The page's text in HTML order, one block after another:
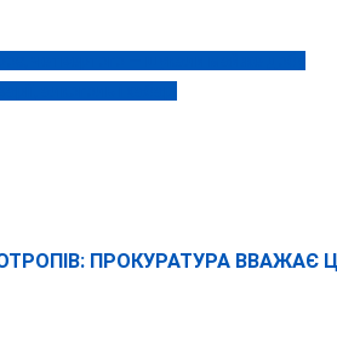
ПРОКУРАТУРА ВВАЖАЄ